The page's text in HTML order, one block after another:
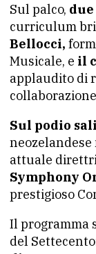
Sul palco,
curriculum
Bellocci,
Musicale, e il
applaudito di
Sul podio
attuale
Symphony
prestigioso
Il programma
del